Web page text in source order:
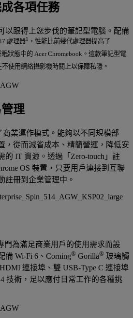
各項任務
以跟得上您步伐的筆記型電腦。配備
處理器1 ，性能比前幾代處理器提高了
狀態中的 Acer Chromebook。這款筆記型電
使用網絡攝影機時關上以保障私隱。
理
商業運作模式。能夠以不同規模部
，從而減省成本、精簡營運，降低安
的 IT 資源。透過「Zero-touch」註
OS 裝置，只要用戶連接到互聯
註冊到企業管理中。
門為滿足商業用戶的使用需求而設
備 Wi-Fi 6、Corning® Gorilla® 玻璃觸
連接埠、雙 USB-Type C 連接埠
技術，足以應付日常工作的各種挑